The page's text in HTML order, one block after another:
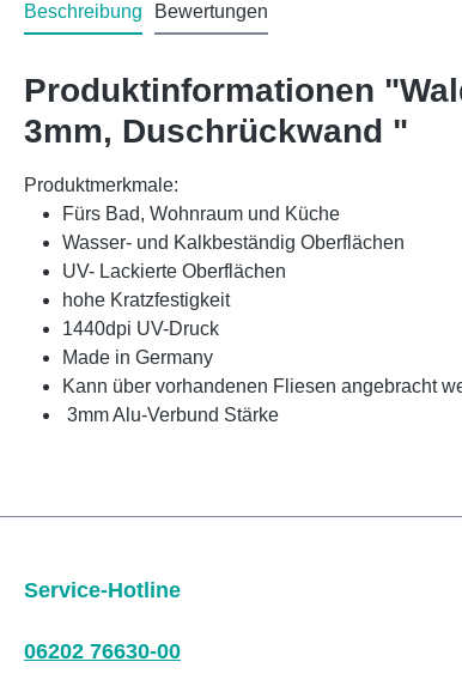
Beschreibung Bewertungen
Produktinformationen
3mm, Duschrückwand "
Produktmerkmale:
Fürs Bad, Wohnraum und Küche
Wasser- und Kalkbeständig Oberflächen
UV- Lackierte Oberflächen
hohe Kratzfestigkeit
1440dpi UV-Druck
Made in Germany
Kann über vorhandenen Fliesen angebracht
3mm Alu-Verbund Stärke
Service-Hotline
06202 76630-00